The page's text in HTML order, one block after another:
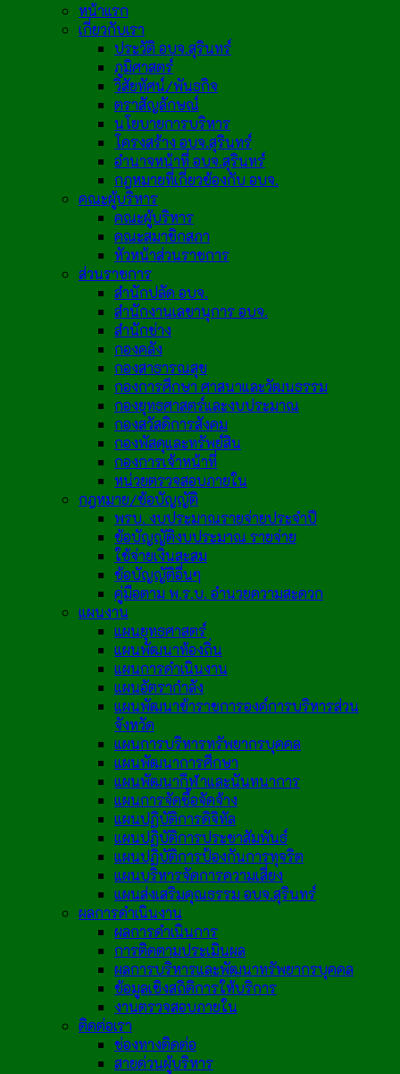
หน้าแรก
เกี่ยวกับเรา
ประวัติ อบจ.สุรินทร์
ภูมิศาสตร์
วิสัยทัศน์/พันธกิจ
ตราสัญลักษณ์
นโยบายการบริหาร
โครงสร้าง อบจ.สุรินทร์
อำนาจหน้าที่ อบจ.สุรินทร์
กฎหมายที่เกี่ยวข้องกับ อบจ.
คณะผู้บริหาร
คณะผู้บริหาร
คณะสมาชิกสภา
หัวหน้าส่วนราชการ
ส่วนราชการ
สำนักปลัด อบจ.
สำนักงานเลขานุการ อบจ.
สำนักช่าง
กองคลัง
กองสาธารณสุข
กองการศึกษา ศาสนาและวัฒนธรรม
กองยุทธศาสตร์และงบประมาณ
กองสวัสดิการสังคม
กองพัสดุและทรัพย์สิน
กองการเจ้าหน้าที่
หน่วยตรวจสอบภายใน
กฎหมาย/ข้อบัญญัติ
พรบ. งบประมาณรายจ่ายประจำปี
ข้อบัญญัติงบประมาณ รายจ่าย
ใช้จ่ายเงินสะสม
ข้อบัญญัติอื่นๆ
คู่มือตาม พ.ร.บ. อำนวยความสะดวก
แผนงาน
แผนยุทธศาสตร์
แผนพัฒนาท้องถิ่น
แผนการดำเนินงาน
แผนอัตรากำลัง
แผนพัฒนาข้าราชการองค์การบริหารส่วน
จังหวัด
แผนการบริหารทรัพยากรบุคคล
แผนพัฒนาการศึกษา
แผนพัฒนากีฬาและนันทนาการ
แผนการจัดซื้อจัดจ้าง
แผนปฏิบัติการดิจิทัล
แผนปฏิบัติการประชาสัมพันธ์
แผนปฏิบัติการป้องกันการทุจริต
แผนบริหารจัดการความเสี่ยง
แผนส่งเสริมคุณธรรม อบจ.สุรินทร์
ผลการดำเนินงาน
ผลการดำเนินการ
การติดตามประเมินผล
ผลการบริหารและพัฒนาทรัพยากรบุคคล
ข้อมูลเชิงสถิติการให้บริการ
งานตรวจสอบภายใน
ติดต่อเรา
ช่องทางติดต่อ
สายด่วนผู้บริหาร